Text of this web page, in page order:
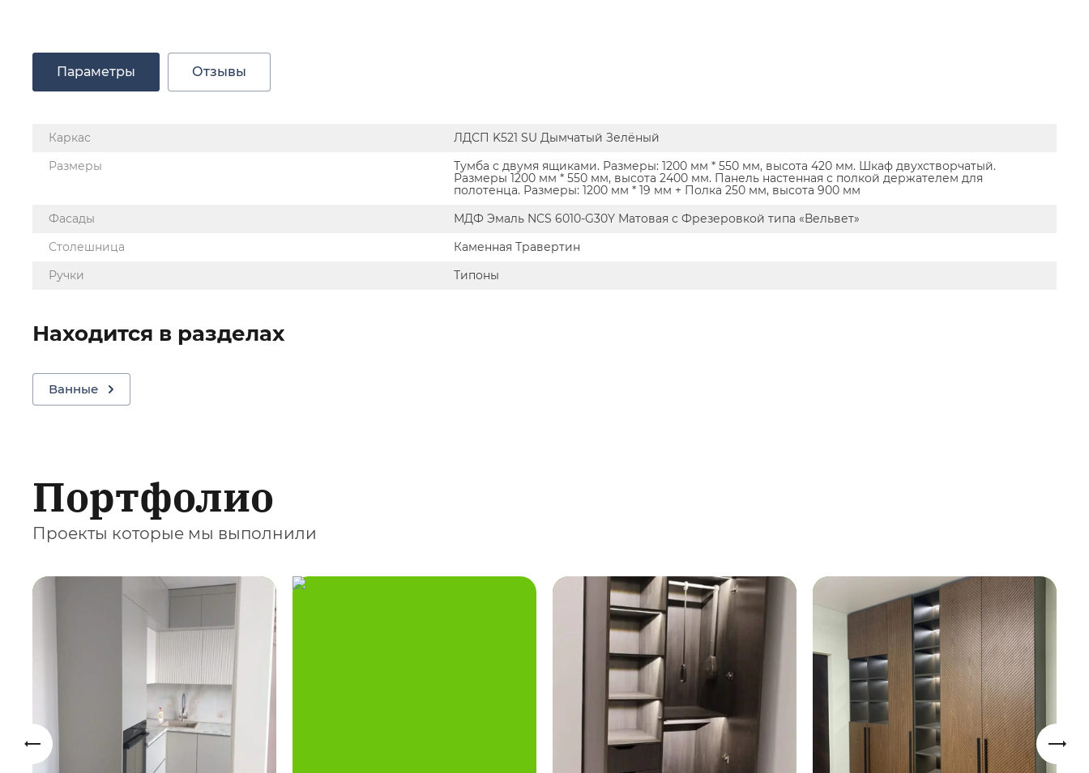
Параметры Отзывы
Каркас
ЛДСП K521 SU Дымчатый Зелёный
Размеры
Тумба с двумя ящиками. Размеры: 1200 мм * 550 мм, высота 420 мм. Шкаф двухстворчатый.
Размеры 1200 мм * 550 мм, высота 2400 мм. Панель настенная с полкой держателем для
полотенца. Размеры: 1200 мм * 19 мм + Полка 250 мм, высота 900 мм
Фасады
МДФ Эмаль NCS 6010-G30Y Матовая с Фрезеровкой типа «Вельвет»
Столешница
Каменная Травертин
Ручки
Типоны
Находится в разделах
Ванные
Портфолио
Проекты которые мы выполнили